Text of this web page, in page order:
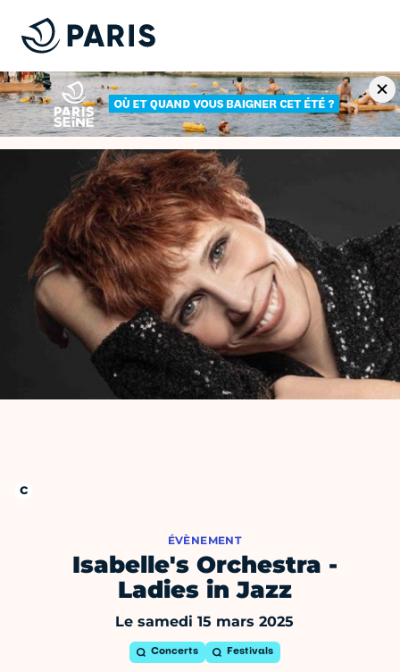
ÉVÈNEMENT
Isabelle's Orchestra -
Ladies in Jazz
Le samedi 15 mars 2025
Concerts Festivals